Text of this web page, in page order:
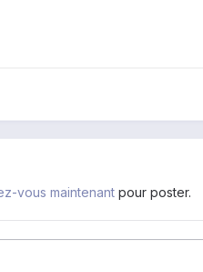
vous maintenant pour poster.